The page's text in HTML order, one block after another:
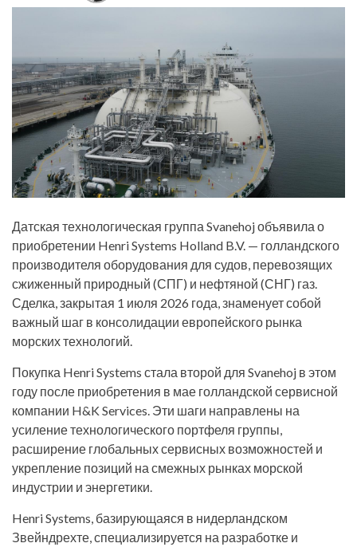
Датская технологическая группа Svanehoj объявила о
приобретении Henri Systems Holland B.V. — голландского
производителя оборудования для судов, перевозящих
сжиженный природный (СПГ) и нефтяной (СНГ) газ.
Сделка, закрытая 1 июля 2026 года, знаменует собой
важный шаг в консолидации европейского рынка
морских технологий.
Покупка Henri Systems стала второй для Svanehoj в этом
году после приобретения в мае голландской сервисной
компании H&K Services. Эти шаги направлены на
усиление технологического портфеля группы,
расширение глобальных сервисных возможностей и
укрепление позиций на смежных рынках морской
индустрии и энергетики.
Henri Systems, базирующаяся в нидерландском
Звейндрехте, специализируется на разработке и